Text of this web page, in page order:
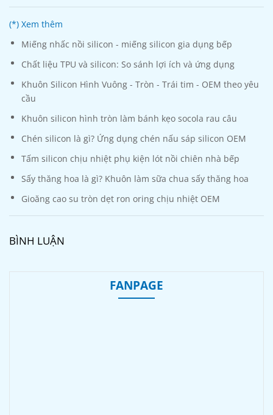
(*) Xem thêm
Miếng nhấc nồi silicon - miếng silicon gia dụng bếp
Chất liệu TPU và silicon: So sánh lợi ích và ứng dụng
Khuôn Silicon Hình Vuông - Tròn - Trái tim - OEM theo yêu
cầu
Khuôn silicon hình tròn làm bánh kẹo socola rau câu
Chén silicon là gì? Ứng dụng chén nấu sáp silicon OEM
Tấm silicon chịu nhiệt phụ kiện lót nồi chiên nhà bếp
Sấy thăng hoa là gì? Khuôn làm sữa chua sấy thăng hoa
Gioăng cao su tròn dẹt ron oring chịu nhiệt OEM
BÌNH LUẬN
FANPAGE